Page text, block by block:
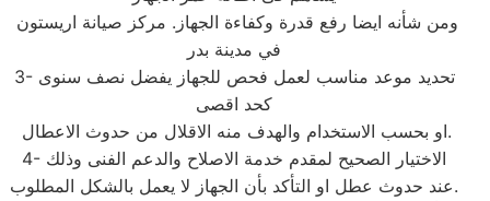
في مدينة بدر
3- تحديد موعد مناسب لعمل فحص للجهاز يفضل نصف سنوى
كحد اقصى
او بحسب الاستخدام والهدف منه الاقلال من حدوث الاعطال.
4- الاختيار الصحيح لمقدم خدمة الاصلاح والدعم الفنى وذلك
عند حدوث عطل او التأكد بأن الجهاز لا يعمل بالشكل المطلوب.